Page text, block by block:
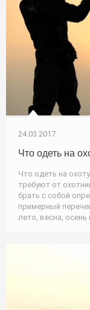
24.03.2017
Что одеть на
Что одеть на
требуют от
брать с собой
примерный
лето, весна, осень